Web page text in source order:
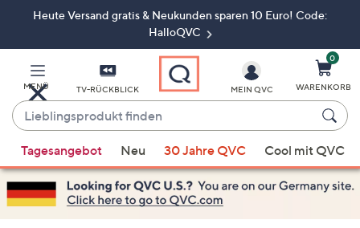
ZumHeute Versand gratis & Neukunden sparen 10 Euro! Code:
HalloQVC
MENÜ TV-RÜCKBLICK
Lieblingsprodukt
finden
Vorschläge
verfügbar
sind,
verwenden
MEIN QVC
0
WARENKORB
Tagesangebot Neu 30 Jahre QVC Cool mit QVC